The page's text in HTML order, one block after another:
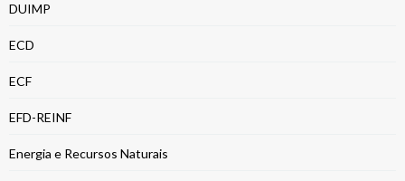
DUIMP
ECD
ECF
EFD-REINF
Energia e Recursos Naturais